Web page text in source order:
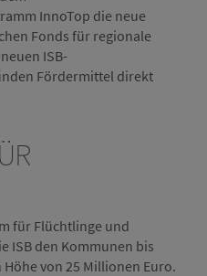
InnoTop die neue
Fonds für regionale
ISB-
Fördermittel direkt
für Flüchtlinge und
ISB den Kommunen bis
Höhe von 25 Millionen Euro.